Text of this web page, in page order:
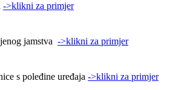
->klikni za primjer
jamstva ->klikni za primjer
s poleđine uređaja ->klikni za primjer